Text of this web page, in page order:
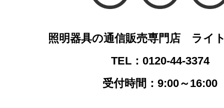
照明器具の通信販売専門店 ライ
TEL：0120-44-3374
受付時間：9:00～16:00